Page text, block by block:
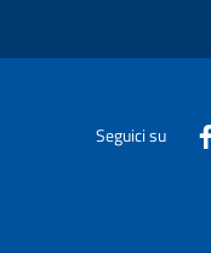
Seguici su